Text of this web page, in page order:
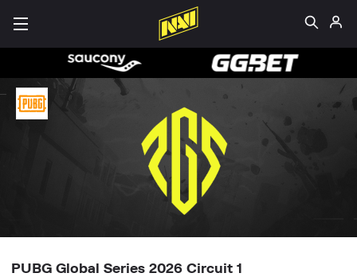
PUBG Global Series 2026 Circuit 1